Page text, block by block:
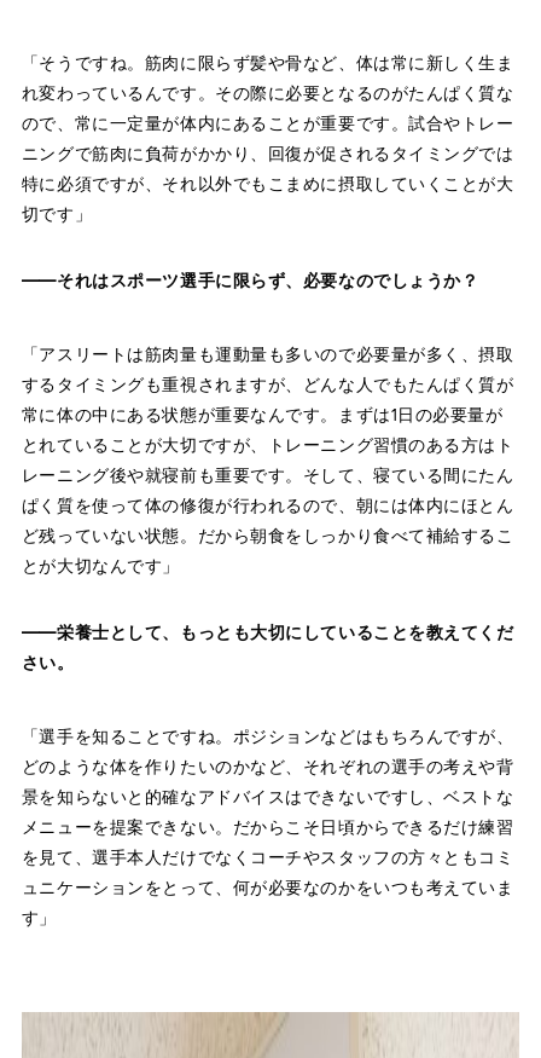
「そうですね。筋肉に限らず髪や骨など、体は常に新しく生ま
れ変わっているんです。その際に必要となるのがたんぱく質な
ので、常に一定量が体内にあることが重要です。試合やトレー
ニングで筋肉に負荷がかかり、回復が促されるタイミングでは
特に必須ですが、それ以外でもこまめに摂取していくことが大
切です」
――それはスポーツ選手に限らず、必要なのでしょうか？
「アスリートは筋肉量も運動量も多いので必要量が多く、摂取
するタイミングも重視されますが、どんな人でもたんぱく質が
常に体の中にある状態が重要なんです。まずは1日の必要量が
とれていることが大切ですが、トレーニング習慣のある方はト
レーニング後や就寝前も重要です。そして、寝ている間にたん
ぱく質を使って体の修復が行われるので、朝には体内にほとん
ど残っていない状態。だから朝食をしっかり食べて補給するこ
とが大切なんです」
――栄養士として、もっとも大切にしていることを教えてくだ
さい。
「選手を知ることですね。ポジションなどはもちろんですが、
どのような体を作りたいのかなど、それぞれの選手の考えや背
景を知らないと的確なアドバイスはできないですし、ベストな
メニューを提案できない。だからこそ日頃からできるだけ練習
を見て、選手本人だけでなくコーチやスタッフの方々ともコミ
ュニケーションをとって、何が必要なのかをいつも考えていま
す」